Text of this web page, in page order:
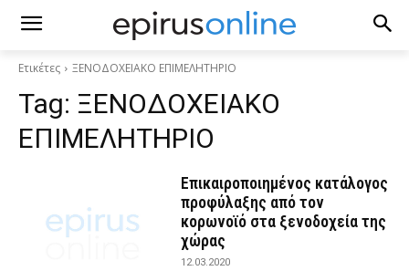
Ετικέτες ΞΕΝΟΔΟΧΕΙΑΚΟ ΕΠΙΜΕΛΗΤΗΡΙΟ
Tag: ΞΕΝΟΔΟΧΕΙΑΚΟ
ΕΠΙΜΕΛΗΤΗΡΙΟ
Επικαιροποιημένος κατάλογος
προφύλαξης από τον
κορωνοϊό στα ξενοδοχεία της
χώρας
12.03.2020